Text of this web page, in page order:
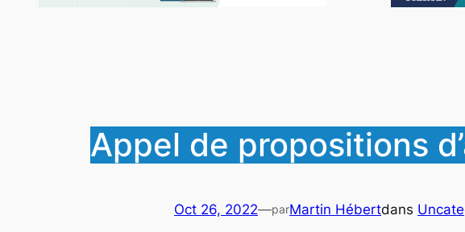
Appel de propositions
Oct 26, 2022—parMartin Hébertdans